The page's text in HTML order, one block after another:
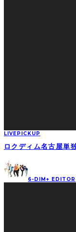
LIVEPICKUP
ロクディム名古屋単
6-DIM+ EDITOR